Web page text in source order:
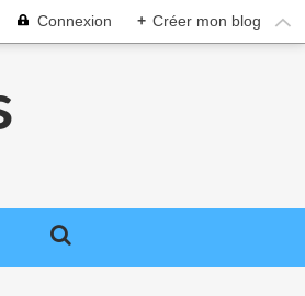
Connexion + Créer mon blog